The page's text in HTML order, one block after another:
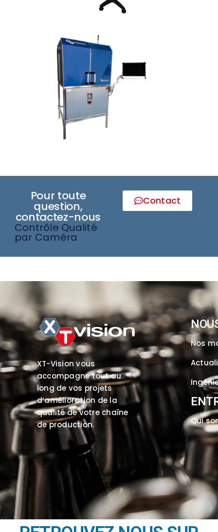
Contact
Contrôle Qualité
par Caméra
Pour toute
question,
contactez-nous
XT-Vision vous
accompagne tout au
long de vos projets
d’amélioration de la
qualité de votre chaîne
de production.
Nos
Qui